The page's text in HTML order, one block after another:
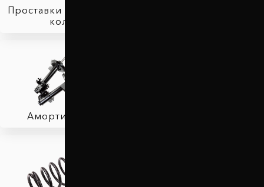
Проставки для вылета
колес
Амортизаторы